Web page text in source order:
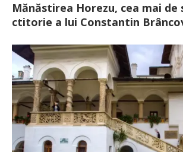
Mănăstirea Horezu, cea mai de
ctitorie a lui Constantin